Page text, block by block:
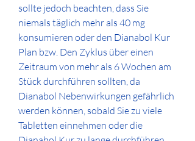
sollte jedoch beachten, dass Sie
niemals täglich mehr als 40 mg
konsumieren oder den Dianabol Kur
Plan bzw. Den Zyklus über einen
Zeitraum von mehr als 6 Wochen am
Stück durchführen sollten, da
Dianabol Nebenwirkungen gefährlich
werden können, sobald Sie zu viele
Tabletten einnehmen oder die